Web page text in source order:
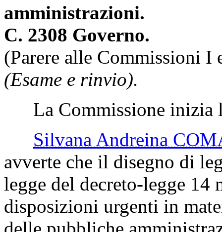
amministrazioni.
C. 2308 Governo.
(Parere alle Commissioni I
(Esame e rinvio).
La Commissione inizia
Silvana Andreina
avverte che il disegno di
legge del decreto-legge 14
disposizioni urgenti in